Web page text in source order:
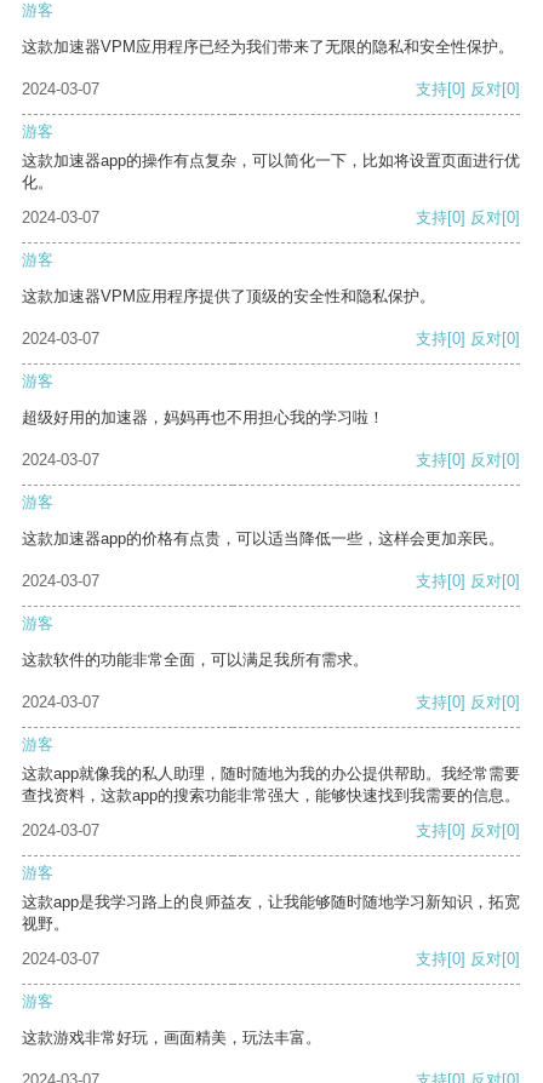
游客
这款加速器VPM应用程序已经为我们带来了无限的隐私和安全性保护。
2024-03-07 支持[0] 反对[0]
游客
这款加速器app的操作有点复杂，可以简化一下，比如将设置页面进行优
化。
2024-03-07
支持[0] 反对[0]
游客
这款加速器VPM应用程序提供了顶级的安全性和隐私保护。
2024-03-07 支持[0] 反对[0]
游客
超级好用的加速器，妈妈再也不用担心我的学习啦！
2024-03-07 支持[0] 反对[0]
游客
这款加速器app的价格有点贵，可以适当降低一些，这样会更加亲民。
2024-03-07 支持[0] 反对[0]
游客
这款软件的功能非常全面，可以满足我所有需求。
2024-03-07 支持[0] 反对[0]
游客
这款app就像我的私人助理，随时随地为我的办公提供帮助。我经常需要
查找资料，这款app的搜索功能非常强大，能够快速找到我需要的信息。
2024-03-07
支持[0] 反对[0]
游客
这款app是我学习路上的良师益友，让我能够随时随地学习新知识，拓宽
视野。
2024-03-07
支持[0] 反对[0]
游客
这款游戏非常好玩，画面精美，玩法丰富。